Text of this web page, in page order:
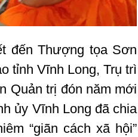
đến Thượng tọa Sơn
tỉnh Vĩnh Long, Trụ trì
Quản trị đón năm mới
ủy Vĩnh Long đã chia
“giãn cách xã hội”